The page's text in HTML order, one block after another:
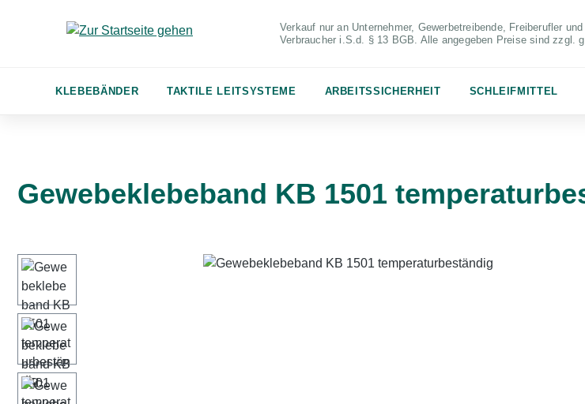
Verkauf nur an Unternehmer, Gewerbetreibende, Freiberufler
Verbraucher i.S.d. § 13 BGB. Alle angegeben Preise sind zzgl.
KLEBEBÄNDER TAKTILE LEITSYSTEME ARBEITSSICHERHEIT SCHLEIFMITTEL
Gewebeklebeband KB 1501
Bildergalerie überspringen